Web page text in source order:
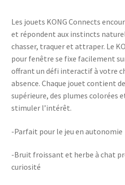
Les jouets KONG Connects
et répondent aux instincts
chasser, traquer et attraper. Le
pour fenêtre se fixe facilement
offrant un défi interactif à votre
absence. Chaque jouet contient
supérieure, des plumes colorées
stimuler l’intérêt.
-Parfait pour le jeu en autonomie
-Bruit froissant et herbe à chat
curiosité